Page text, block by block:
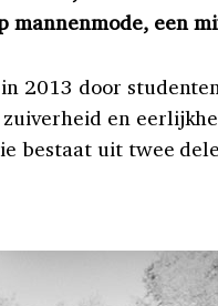
mannenmode, een
2013 door
en
bestaat uit twee